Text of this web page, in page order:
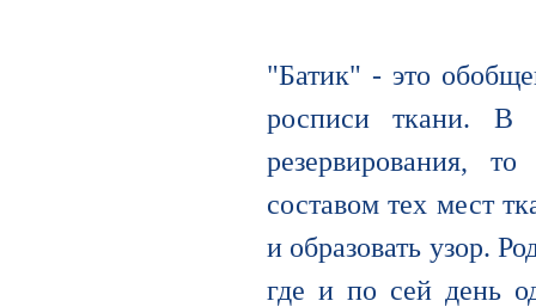
"Батик" - это
росписи ткани. В
резервирования,
составом тех мест
и образовать узор.
где и по сей день